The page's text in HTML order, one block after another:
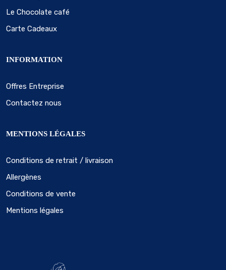
Le Chocolate café
Carte Cadeaux
INFORMATION
Offres Entreprise
Contactez nous
MENTIONS LÉGALES
Conditions de retrait / livraison
Allergènes
Conditions de vente
Mentions légales